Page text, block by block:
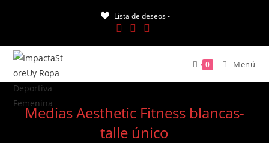
Lista de deseos -
0 Menú
Medias Aesthetic Fitness blancas-
talle único